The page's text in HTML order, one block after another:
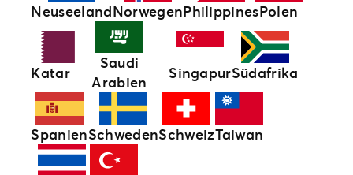
NeuseelandNorwegenPhilippinesPolen
Katar
Saudi
Arabien
SingapurSüdafrika
SpanienSchwedenSchweizTaiwan